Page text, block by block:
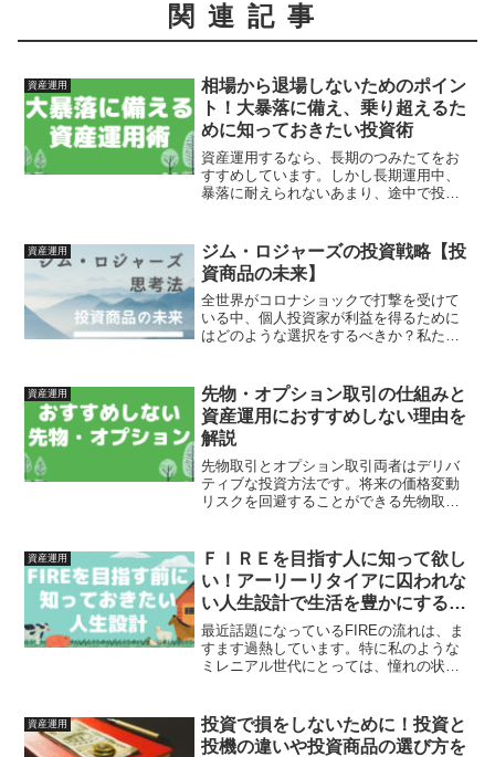
関連記事
資産運用
相場から退場しないためのポイン
ト！大暴落に備え、乗り超えるた
めに知っておきたい投資術
資産運用するなら、長期のつみたてをお
すすめしています。しかし長期運用中、
暴落に耐えられないあまり、途中で投げ
なおさらです。いかに、相場に居続けら
れるか。そこで今回は、長...
資産運用
ジム・ロジャーズの投資戦略【投
資商品の未来】
全世界がコロナショックで打撃を受けて
いる中、個人投資家が利益を得るために
はどのような選択をするべきか？私たち
こで今回、【ジム・ロジャーズ世界的投
資家の思考法】を参考に、...
資産運用
先物・オプション取引の仕組みと
資産運用におすすめしない理由を
解説
先物取引とオプション取引両者はデリバ
ティブな投資方法です。将来の価格変動
リスクを回避することができる先物取引
ン取引一般論では、リスクが少なそうに
感じますが、資産運用には...
資産運用
ＦＩＲＥを目指す人に知って欲し
い！アーリーリタイアに囚われな
い人生設計で生活を豊かにする考
え方
最近話題になっているFIREの流れは、ま
すます過熱しています。特に私のような
ミレニアル世代にとっては、憧れの状況
か？そんな疑問を解決し、FIRE達成後も
満足する人生と...
資産運用
投資で損をしないために！投資と
投機の違いや投資商品の選び方を